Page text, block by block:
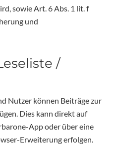
sowie Art. 6 Abs. 1 lit. f
und
/
Nutzer können Beiträge zur
Dies kann direkt auf
App oder über eine
Erweiterung erfolgen.